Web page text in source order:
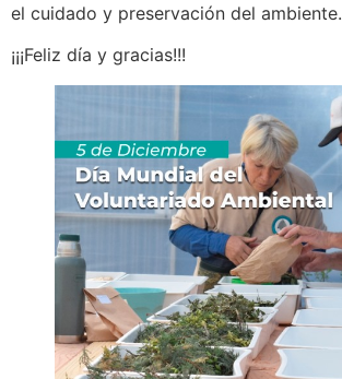
el cuidado y preservación del ambiente.
¡¡¡Feliz día y gracias!!!